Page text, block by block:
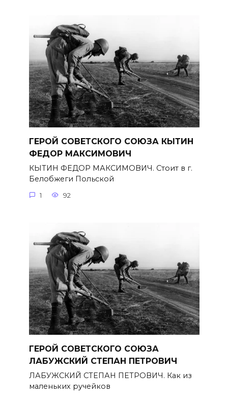
ГЕРОЙ СОВЕТСКОГО СОЮЗА КЫТИН
ФЕДОР МАКСИМОВИЧ
КЫТИН ФЕДОР МАКСИМОВИЧ. Стоит в г.
Белобжеги Польской
1 92
ГЕРОЙ СОВЕТСКОГО СОЮЗА
ЛАБУЖСКИЙ СТЕПАН ПЕТРОВИЧ
ЛАБУЖСКИЙ СТЕПАН ПЕТРОВИЧ. Как из
маленьких ручейков